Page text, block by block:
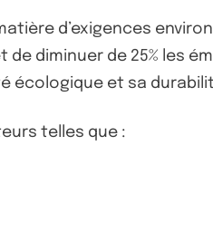
d’exigences
diminuer de 25% les
écologique et sa
telles que :